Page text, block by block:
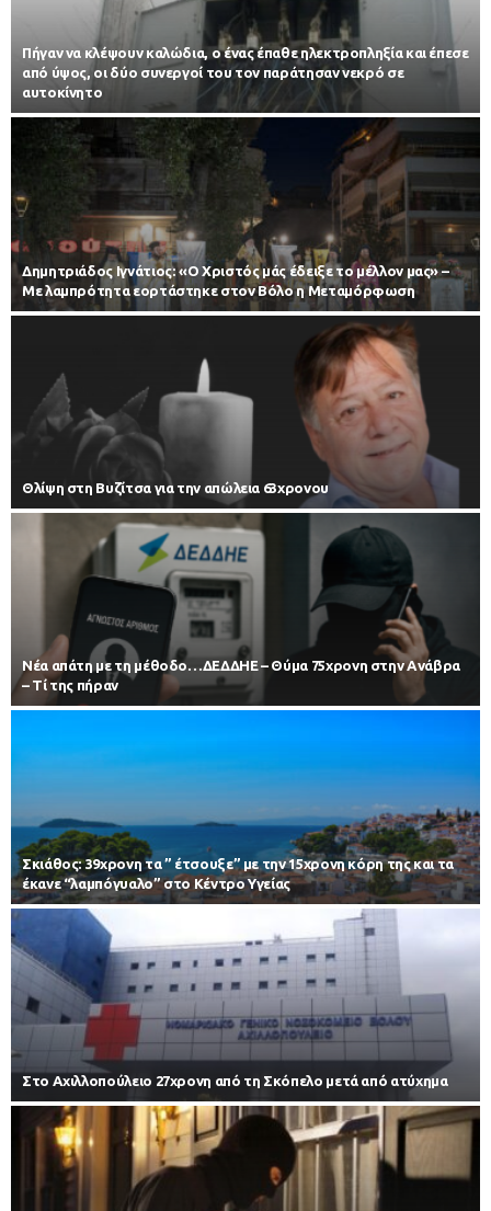
Πήγαν να κλέψουν καλώδια, ο ένας έπαθε ηλεκτροπληξία και έπεσε
από ύψος, οι δύο συνεργοί του τον παράτησαν νεκρό σε
αυτοκίνητο
Δημητριάδος Ιγνάτιος: «Ο Χριστός μάς έδειξε το μέλλον μας» –
Με λαμπρότητα εορτάστηκε στον Βόλο η Μεταμόρφωση
Θλίψη στη Βυζίτσα για την απώλεια 63χρονου
Νέα απάτη με τη μέθοδο…ΔΕΔΔΗΕ – Θύμα 75χρονη στην Ανάβρα
– Τί της πήραν
Σκιάθος: 39χρονη τα ” έτσουξε” με την 15χρονη κόρη της και τα
έκανε “λαμπόγυαλο” στο Κέντρο Υγείας
Στο Αχιλλοπούλειο 27χρονη από τη Σκόπελο μετά από ατύχημα